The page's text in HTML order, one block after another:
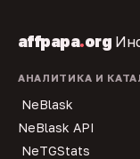
affpapa.org
АНАЛИТИКА И
NeBlask
NeBlask API
NeTGStats